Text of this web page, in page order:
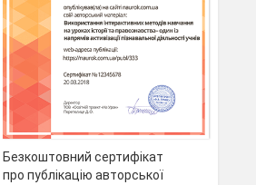
Безкоштовний сертифікат
про публікацію авторської